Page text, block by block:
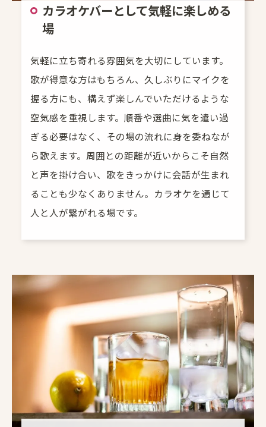
カラオケバーとして気軽に楽しめる
場
気軽に立ち寄れる雰囲気を大切にしています。
歌が得意な方はもちろん、久しぶりにマイクを
握る方にも、構えず楽しんでいただけるような
空気感を重視します。順番や選曲に気を遣い過
ぎる必要はなく、その場の流れに身を委ねなが
ら歌えます。周囲との距離が近いからこそ自然
と声を掛け合い、歌をきっかけに会話が生まれ
ることも少なくありません。カラオケを通じて
人と人が繋がれる場です。